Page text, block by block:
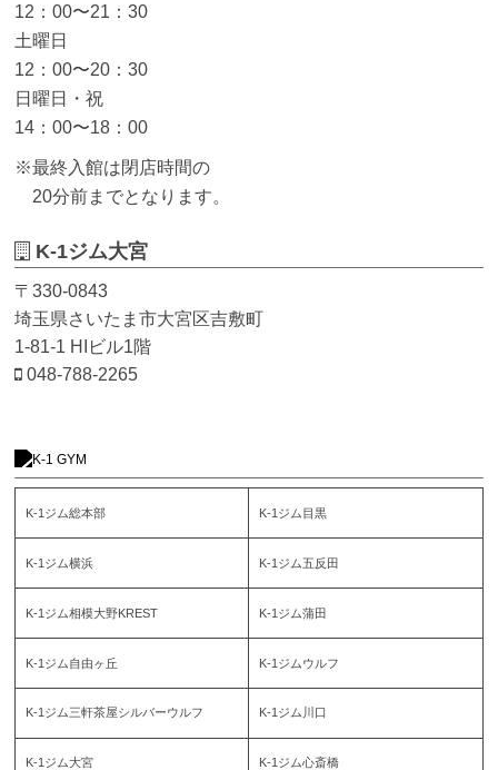
12：00〜21：30
土曜日
12：00〜20：30
日曜日・祝
14：00〜18：00
※最終入館は閉店時間の
20分前までとなります。
K-1ジム大宮
〒330-0843
埼玉県さいたま市大宮区吉敷町
1-81-1 HIビル1階
048-788-2265
K-1ジム総本部 K-1ジム目黒
K-1ジム横浜 K-1ジム五反田
K-1ジム相模大野KREST K-1ジム蒲田
K-1ジム自由ヶ丘 K-1ジムウルフ
K-1ジム三軒茶屋シルバーウルフ K-1ジム川口
K-1ジム大宮 K-1ジム心斎橋